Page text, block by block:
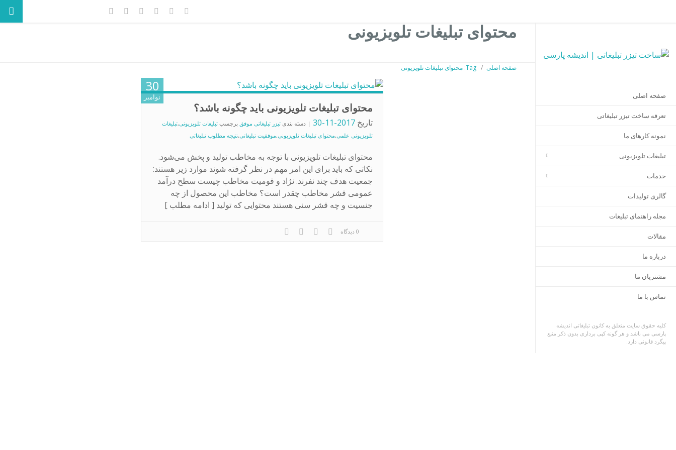
صفحه اصلی
تعرفه ساخت تیزر تبلیغاتی
نمونه کارهای ما
تبلیغات تلویزیونی
خدمات
گالری تولیدات
مجله راهنمای تبلیغات
مقالات
درباره ما
مشتریان ما
تماس با ما
کلیه حقوق سایت متعلق به کانون تبلیغاتی اندیشه
پارسی می باشد و هر گونه کپی برداری بدون ذکر منبع
پیگرد قانونی دارد.
محتوای تبلیغات تلویزیونی
صفحه اصلی Tag: محتوای تبلیغات تلویزیونی
30
نوامبر
محتوای تبلیغات تلویزیونی باید چگونه باشد؟
تاریخ 2017-11-30 | دسته بندی تیزر تبلیغاتی موفق برچسب تبلیغات تلویزیونی,تبلیغات
تلویزیونی علمی,محتوای تبلیغات تلویزیونی,موفقیت تبلیغاتی,نتیجه مطلوب تبلیغاتی
محتوای تبلیغات تلویزیونی با توجه به مخاطب تولید و پخش می‌شود.
نکاتی که باید برای این امر مهم در نظر گرفته شوند موارد زیر هستند:
جمعیت هدف چند نفرند. نژاد و قومیت مخاطب چیست سطح درآمد
عمومی قشر مخاطب چقدر است؟ مخاطب این محصول از چه
جنسیت و چه قشر سنی هستند محتوایی که تولید [ ادامه مطلب ]
0 دیدگاه